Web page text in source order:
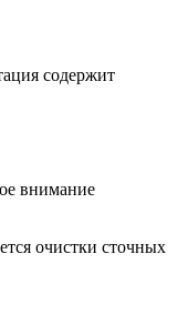
содержит
внимание
очистки сточных